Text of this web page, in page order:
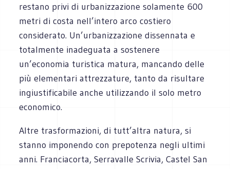
restano privi di urbanizzazione solamente 600
metri di costa nell’intero arco costiero
considerato. Un’urbanizzazione dissennata e
totalmente inadeguata a sostenere
un’economia turistica matura, mancando delle
più elementari attrezzature, tanto da risultare
ingiustificabile anche utilizzando il solo metro
economico.
Altre trasformazioni, di tutt’altra natura, si
stanno imponendo con prepotenza negli ultimi
anni. Franciacorta, Serravalle Scrivia, Castel San